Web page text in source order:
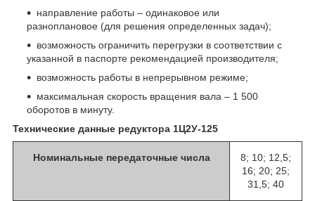
направление работы – одинаковое или
разноплановое (для решения определенных задач);
возможность ограничить перегрузки в соответствии с
указанной в паспорте рекомендацией производителя;
возможность работы в непрерывном режиме;
максимальная скорость вращения вала – 1 500
оборотов в минуту.
Технические данные редуктора 1Ц2У-125
Номинальные передаточные числа
8; 10; 12,5;
16; 20; 25;
31,5; 40